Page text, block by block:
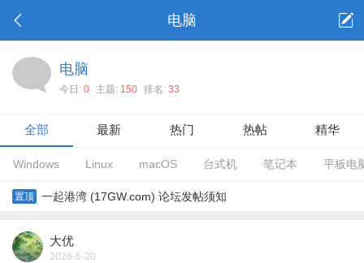
电脑
电脑
今日: 0 主题: 150 排名: 33
全部 最新 热门 热帖 精华
Windows Linux macOS 台式机 笔记本 平板电
置顶 一起港湾 (17GW.com) 论坛发帖须知
大优
2026-6-20